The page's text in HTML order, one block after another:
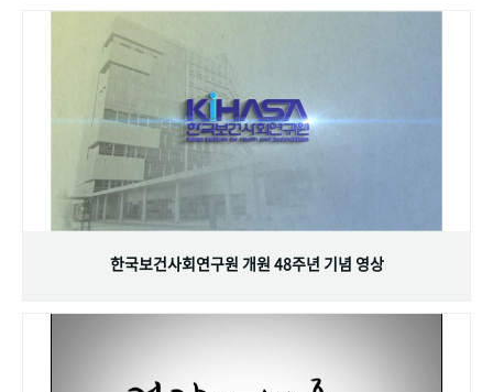
VR 역사관
한국보건사회연구원 개원 48주년 기념 영상